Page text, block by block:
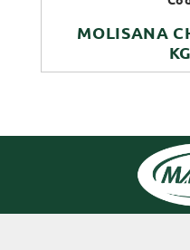
MOLISANA